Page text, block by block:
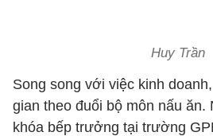
Huy Trần
Song song với việc kinh
gian theo đuổi bộ môn nấu ăn.
khóa bếp trưởng tại trường